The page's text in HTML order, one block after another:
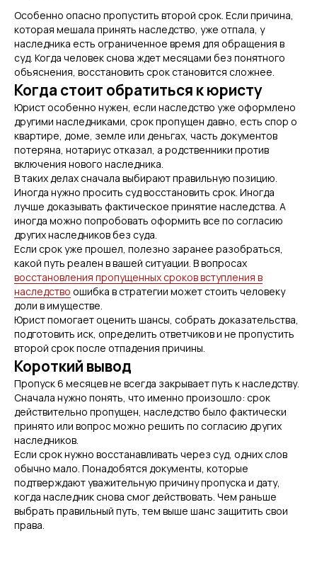
Особенно опасно пропустить второй срок. Если причина,
которая мешала принять наследство, уже отпала, у
наследника есть ограниченное время для обращения в
суд. Когда человек снова ждет месяцами без понятного
объяснения, восстановить срок становится сложнее.
Когда стоит обратиться к юристу
Юрист особенно нужен, если наследство уже оформлено
другими наследниками, срок пропущен давно, есть спор о
квартире, доме, земле или деньгах, часть документов
потеряна, нотариус отказал, а родственники против
включения нового наследника.
В таких делах сначала выбирают правильную позицию.
Иногда нужно просить суд восстановить срок. Иногда
лучше доказывать фактическое принятие наследства. А
иногда можно попробовать оформить все по согласию
других наследников без суда.
Если срок уже прошел, полезно заранее разобраться,
какой путь реален в вашей ситуации. В вопросах
восстановления пропущенных сроков вступления в
наследство ошибка в стратегии может стоить человеку
доли в имуществе.
Юрист помогает оценить шансы, собрать доказательства,
подготовить иск, определить ответчиков и не пропустить
второй срок после отпадения причины.
Короткий вывод
Пропуск 6 месяцев не всегда закрывает путь к наследству.
Сначала нужно понять, что именно произошло: срок
действительно пропущен, наследство было фактически
принято или вопрос можно решить по согласию других
наследников.
Если срок нужно восстанавливать через суд, одних слов
обычно мало. Понадобятся документы, которые
подтверждают уважительную причину пропуска и дату,
когда наследник снова смог действовать. Чем раньше
выбрать правильный путь, тем выше шанс защитить свои
права.